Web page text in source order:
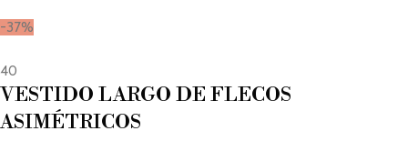
-37%
40
VESTIDO LARGO DE FLECOS
ASIMÉTRICOS